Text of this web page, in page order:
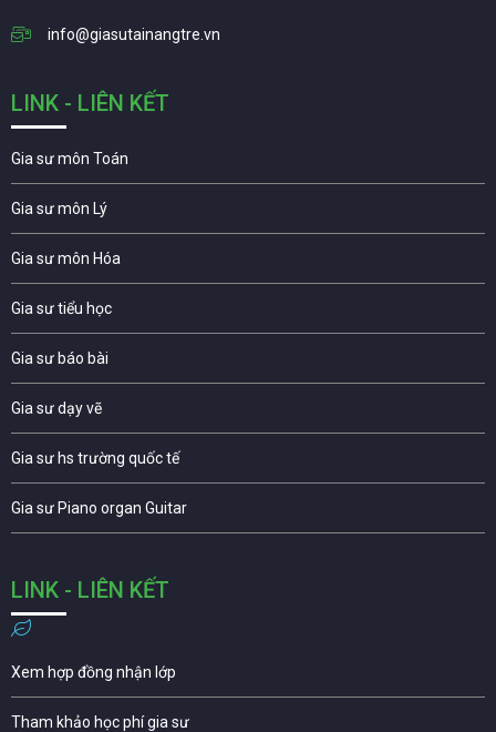
info@giasutainangtre.vn
LINK - LIÊN KẾT
Gia sư môn Toán
Gia sư môn Lý
Gia sư môn Hóa
Gia sư tiểu học
Gia sư báo bài
Gia sư dạy vẽ
Gia sư hs trường quốc tế
Gia sư Piano organ Guitar
LINK - LIÊN KẾT
Xem hợp đồng nhận lớp
Tham khảo học phí gia sư